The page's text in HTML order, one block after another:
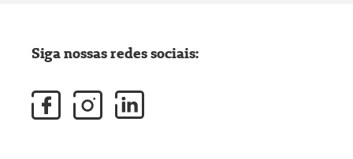
Siga nossas redes sociais: